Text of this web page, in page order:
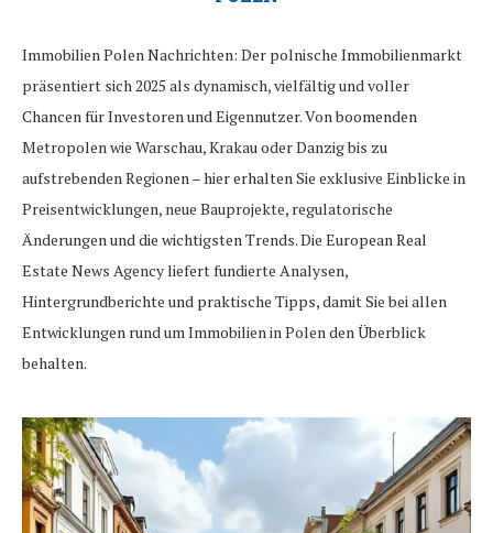
Immobilien Polen Nachrichten: Der polnische Immobilienmarkt
präsentiert sich 2025 als dynamisch, vielfältig und voller
Chancen für Investoren und Eigennutzer. Von boomenden
Metropolen wie Warschau, Krakau oder Danzig bis zu
aufstrebenden Regionen – hier erhalten Sie exklusive Einblicke in
Preisentwicklungen, neue Bauprojekte, regulatorische
Änderungen und die wichtigsten Trends. Die European Real
Estate News Agency liefert fundierte Analysen,
Hintergrundberichte und praktische Tipps, damit Sie bei allen
Entwicklungen rund um Immobilien in Polen den Überblick
behalten.